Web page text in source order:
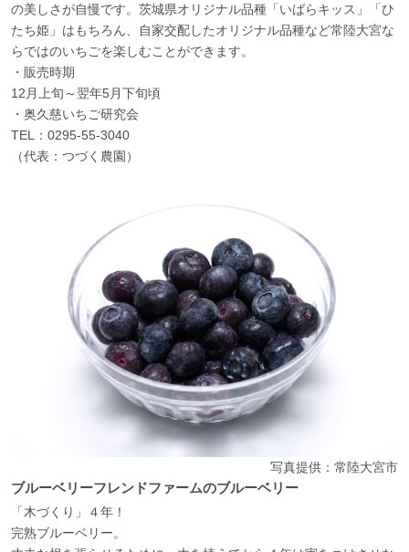
の美しさが自慢です。茨城県オリジナル品種「いばらキッス」「ひ
たち姫」はもちろん、自家交配したオリジナル品種など常陸大宮な
らではのいちごを楽しむことができます。
・販売時期
12月上旬～翌年5月下旬頃
・奥久慈いちご研究会
TEL：0295-55-3040
（代表：つづく農園）
写真提供：常陸大宮市
ブルーベリーフレンドファームのブルーベリー
「木づくり」４年！
完熟ブルーベリー。